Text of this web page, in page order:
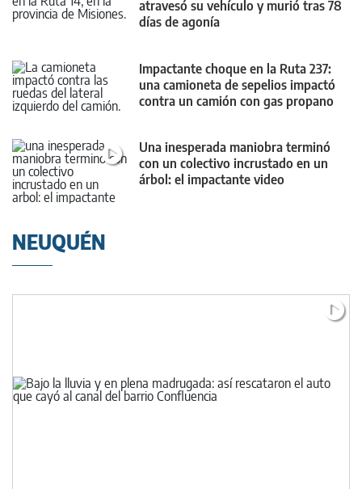
atravesó su vehículo y murió tras 78
días de agonía
Impactante choque en la Ruta 237:
una camioneta de sepelios impactó
contra un camión con gas propano
Una inesperada maniobra terminó
con un colectivo incrustado en un
árbol: el impactante video
NEUQUÉN